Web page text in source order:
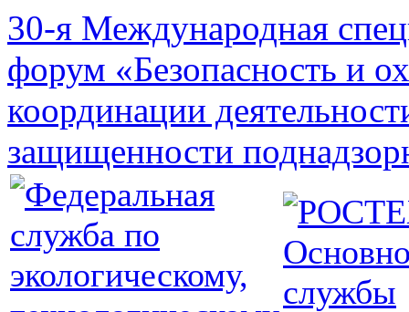
30-я Международная
форум «Безопасность и
координации
защищенности
службы